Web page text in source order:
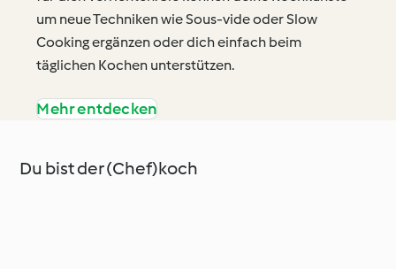
um neue Techniken wie Sous-vide oder Slow
Cooking ergänzen oder dich einfach beim
täglichen Kochen unterstützen.
Mehr entdecken
Du bist der (Chef)koch